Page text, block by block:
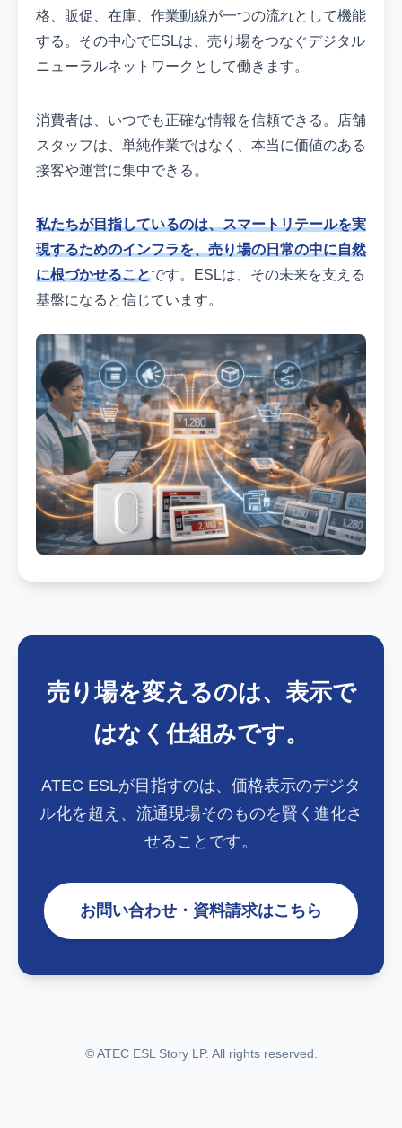
格、販促、在庫、作業動線が一つの流れとして機能
する。その中心でESLは、売り場をつなぐデジタル
ニューラルネットワークとして働きます。
消費者は、いつでも正確な情報を信頼できる。店舗
スタッフは、単純作業ではなく、本当に価値のある
接客や運営に集中できる。
私たちが目指しているのは、スマートリテールを実
現するためのインフラを、売り場の日常の中に自然
に根づかせることです。ESLは、その未来を支える
基盤になると信じています。
売り場を変えるのは、表示で
はなく仕組みです。
ATEC ESLが目指すのは、価格表示のデジタ
ル化を超え、流通現場そのものを賢く進化さ
せることです。
お問い合わせ・資料請求はこちら
© ATEC ESL Story LP. All rights reserved.